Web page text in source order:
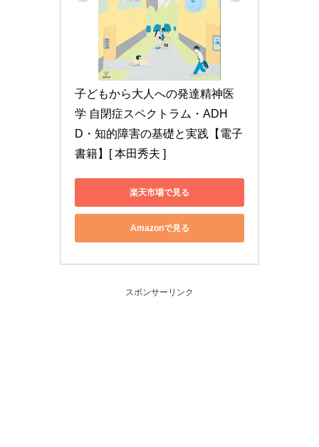
子どもから大人への発達精神医
学 自閉症スペクトラム・ADH
D・知的障害の基礎と実践【電子
書籍】[ 本田秀夫 ]
楽天市場で見る
Amazonで見る
スポンサーリンク